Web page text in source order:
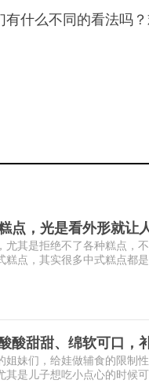
什么不同的看法吗？
点，光是看外形就让
尤其是拒绝不了各种糕点，
点，其实很多中式糕点都是
酸甜甜、绵软可口，
姐妹们，给娃做辅食的限制
是儿子想吃小点心的时候可